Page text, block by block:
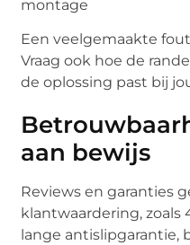
montage
Een veelgemaakte
Vraag ook hoe de
de oplossing past bij
aan bewijs
Reviews en garanties
klantwaardering, zoals
lange antislipgarantie,